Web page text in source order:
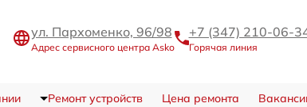
ул. Пархоменко, 96/98
Адрес сервисного центра Asko
+7 (347) 210-06-
Горячая линия
Ремонт устройств Цена ремонта